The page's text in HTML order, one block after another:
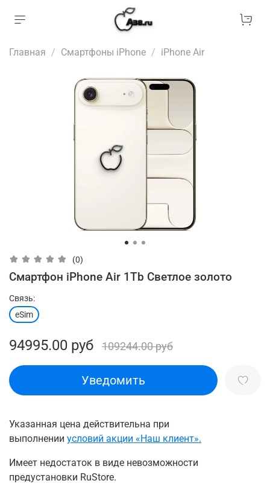
Главная Смартфоны iPhone iPhone Air
(0)
Смартфон iPhone Air 1Tb Светлое золото
Связь:
eSim
94995.00 руб 109244.00 руб
Уведомить
Указанная цена действительна при
выполнении условий акции «Наш клиент».
Имеет недостаток в виде невозможности
предустановки RuStore.